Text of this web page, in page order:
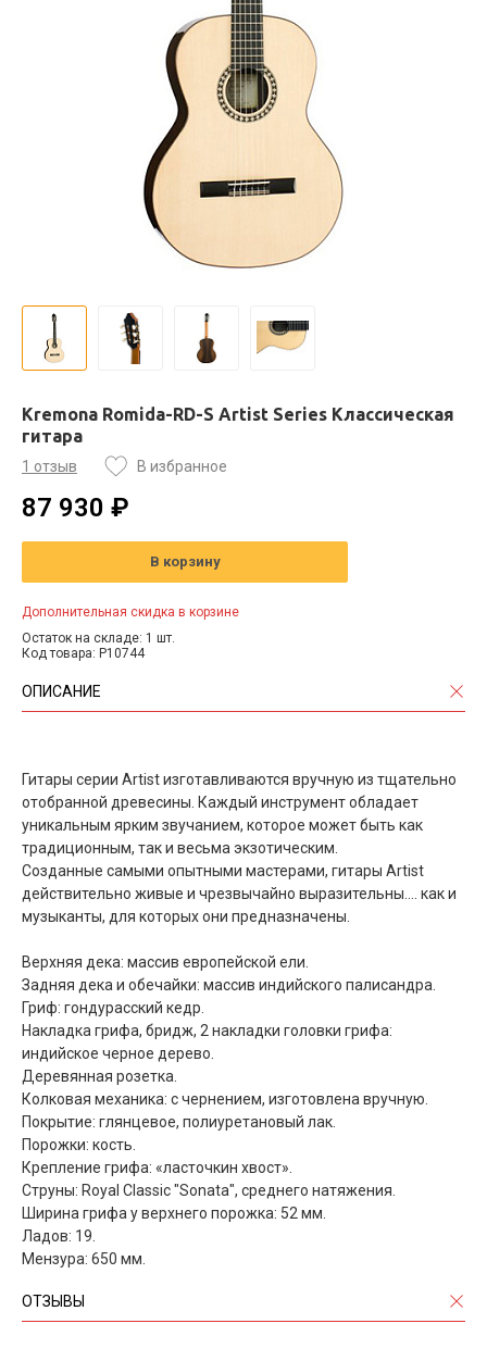
Kremona Romida-RD-S Artist Series Классическая
гитара
1 отзыв В избранное
87 930 ₽
В корзину
Дополнительная скидка в корзине
Остаток на складе: 1 шт.
Код товара: P10744
ОПИСАНИЕ
Гитары серии Artist изготавливаются вручную из тщательно
отобранной древесины. Каждый инструмент обладает
уникальным ярким звучанием, которое может быть как
традиционным, так и весьма экзотическим.
Созданные самыми опытными мастерами, гитары Artist
действительно живые и чрезвычайно выразительны.... как и
музыканты, для которых они предназначены.
Верхняя дека: массив европейской ели.
Задняя дека и обечайки: массив индийского палисандра.
Гриф: гондурасский кедр.
Накладка грифа, бридж, 2 накладки головки грифа:
индийское черное дерево.
Деревянная розетка.
Колковая механика: с чернением, изготовлена вручную.
Покрытие: глянцевое, полиуретановый лак.
Порожки: кость.
Крепление грифа: «ласточкин хвост».
Струны: Royal Classic "Sonata", среднего натяжения.
Ширина грифа у верхнего порожка: 52 мм.
Ладов: 19.
Мензура: 650 мм.
ОТЗЫВЫ